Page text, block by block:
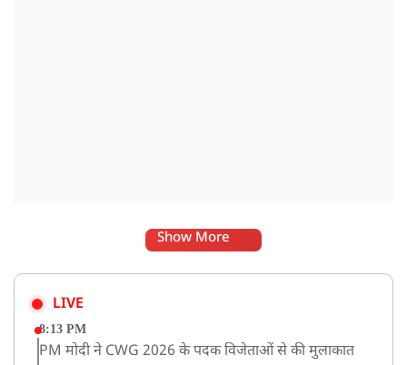
Show More
LIVE
8:13 PM
PM मोदी ने CWG 2026 के पदक विजेताओं से की मुलाकात